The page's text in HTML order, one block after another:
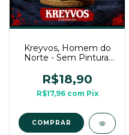
Kreyvos, Homem do
Norte - Sem Pintura,
Para Rpg
R$18,90
R$17,96 com Pix
COMPRAR